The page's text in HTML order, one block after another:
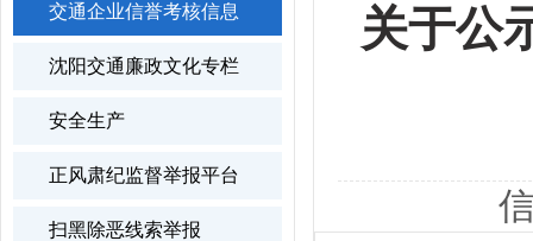
交通企业信誉考核信息
沈阳交通廉政文化专栏
安全生产
正风肃纪监督举报平台
扫黑除恶线索举报
关于公